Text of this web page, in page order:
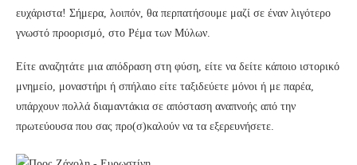
ευχάριστα! Σήμερα, λοιπόν, θα περπατήσουμε μαζί σε έναν λιγότερο
γνωστό προορισμό, στο Ρέμα των Μύλων.
Είτε αναζητάτε μια απόδραση στη φύση, είτε να δείτε κάποιο ιστορικό
μνημείο, μοναστήρι ή σπήλαιο είτε ταξιδεύετε μόνοι ή με παρέα,
υπάρχουν πολλά διαμαντάκια σε απόσταση αναπνοής από την
πρωτεύουσα που σας προ(σ)καλούν να τα εξερευνήσετε.